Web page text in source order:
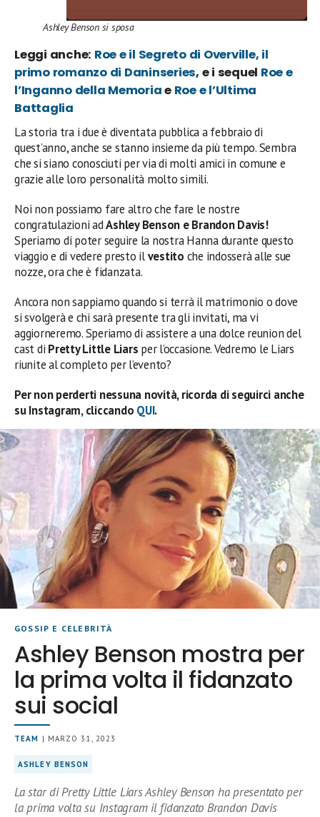
Ashley Benson si sposa
Leggi anche: Roe e il Segreto di Overville, il
primo romanzo di Daninseries, e i sequel Roe e
l’Inganno della Memoriae Roe e l’Ultima
Battaglia
La storia tra i due è diventata pubblica a febbraio di
quest’anno, anche se stanno insieme da più tempo. Sembra
che si siano conosciuti per via di molti amici in comune e
grazie alle loro personalità molto simili.
Noi non possiamo fare altro che fare le nostre
congratulazioni adAshley Benson e Brandon Davis!
Speriamo di poter seguire la nostra Hanna durante questo
viaggio e di vedere presto ilvestito che indosserà alle sue
nozze, ora che è fidanzata.
Ancora non sappiamo quando si terrà il matrimonio o dove
si svolgerà e chi sarà presente tra gli invitati, ma vi
aggiorneremo. Speriamo di assistere a una dolce reunion del
cast di Pretty Little Liars per l’occasione. Vedremo le Liars
riunite al completo per l’evento?
Per non perderti nessuna novità, ricorda di seguirci anche
su Instagram, cliccando QUI.
GOSSIP E CELEBRITÀ
Ashley Benson mostra per
la prima volta il fidanzato
sui social
TEAM | MARZO 31, 2023
ASHLEY BENSON
La star di Pretty Little Liars Ashley Benson ha presentato per
la prima volta su Instagram il fidanzato Brandon Davis